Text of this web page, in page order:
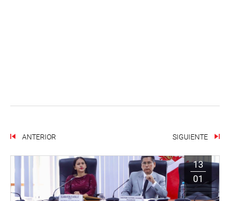
ANTERIOR SIGUIENTE
13
01